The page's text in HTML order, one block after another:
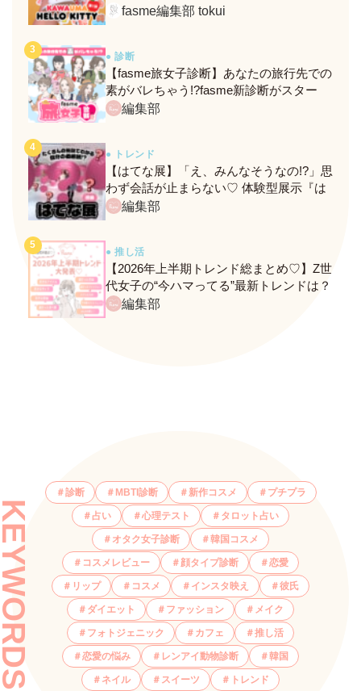
定メニュー＆グッズをレポ！
fasme編集部 tokui
● 診断
【fasme旅女子診断】あなたの旅行先での
素がバレちゃう!?fasme新診断がスター
ト！編集部
● トレンド
【はてな展】「え、みんなそうなの!?」思
わず会話が止まらない♡ 体験型展示『は
てな展』に行ってきたレポ
編集部
● 推し活
【2026年上半期トレンド総まとめ♡】Z世
代女子の“今ハマってる”最新トレンドは？
ネクストバズ予報もチェック♪
編集部
診断 MBTI診断 新作コスメ プチプラ
占い 心理テスト タロット占い
オタク女子診断 韓国コスメ
コスメレビュー 顔タイプ診断 恋愛
リップ コスメ インスタ映え 彼氏
ダイエット ファッション メイク
フォトジェニック カフェ 推し活
恋愛の悩み レンアイ動物診断 韓国
ネイル スイーツ トレンド